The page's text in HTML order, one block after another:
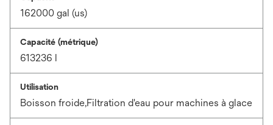
162000 gal (us)
Capacité (métrique)
613236 l
Utilisation
Boisson froide,Filtration d'eau pour machines à glace